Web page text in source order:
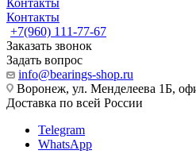
Контакты
Контакты
+7(960) 111-77-67
Заказать звонок
Задать вопрос
info@bearings-shop.ru
Воронеж, ул. Менделеева 1Б,
Доставка по всей России
Telegram
WhatsApp